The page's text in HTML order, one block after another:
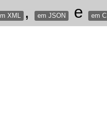
XML , em JSON e em